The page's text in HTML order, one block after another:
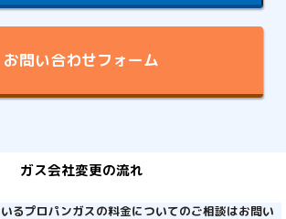
お問い合わせフォーム
ガス会社変更の流れ
るプロパンガスの料金についてのご相談はお問い